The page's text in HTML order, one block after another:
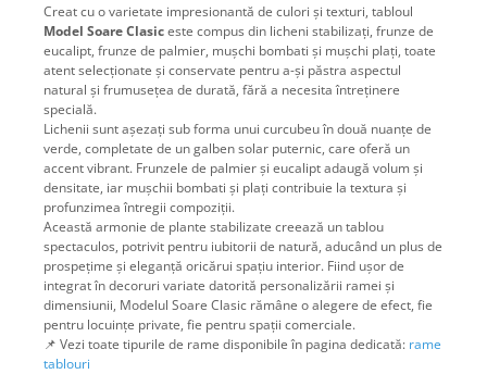
Creat cu o varietate impresionantă de culori și texturi, tabloul
Model Soare Clasiceste compus din licheni stabilizați, frunze de
eucalipt, frunze de palmier, mușchi bombati și mușchi plați, toate
atent selecționate și conservate pentru a-și păstra aspectul
natural și frumusețea de durată, fără a necesita întreținere
specială.
Lichenii sunt așezați sub forma unui curcubeu în două nuanțe de
verde, completate de un galben solar puternic, care oferă un
accent vibrant. Frunzele de palmier și eucalipt adaugă volum și
densitate, iar mușchii bombati și plați contribuie la textura și
profunzimea întregii compoziții.
Această armonie de plante stabilizate creează un tablou
spectaculos, potrivit pentru iubitorii de natură, aducând un plus de
prospețime și eleganță oricărui spațiu interior. Fiind ușor de
integrat în decoruri variate datorită personalizării ramei și
dimensiunii, Modelul Soare Clasic rămâne o alegere de efect, fie
pentru locuințe private, fie pentru spații comerciale.
📌 Vezi toate tipurile de rame disponibile în pagina dedicată: rame
tablouri